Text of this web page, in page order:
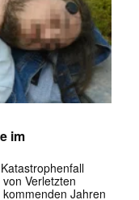
im
Verletzten
Jahren